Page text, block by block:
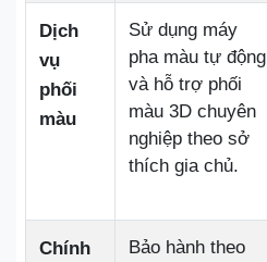
Dịch
vụ
phối
màu
Sử dụng máy
pha màu tự động
và hỗ trợ phối
màu 3D chuyên
nghiệp theo sở
thích gia chủ.
Chính
Bảo hành theo